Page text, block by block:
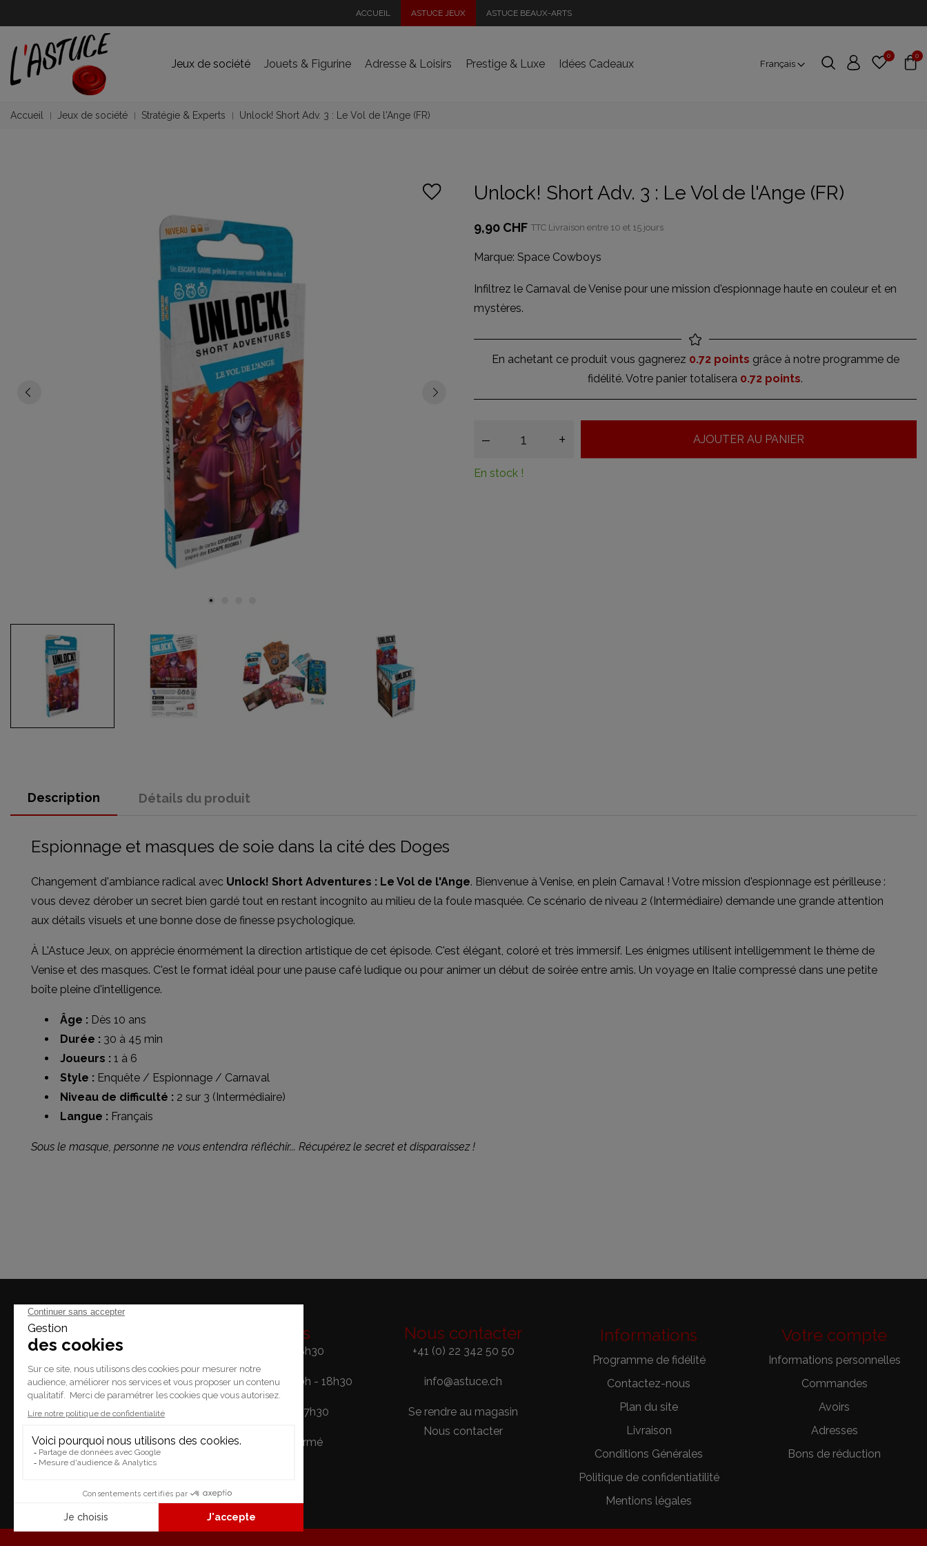
ACCUEIL ASTUCE JEUX ASTUCE BEAUX-ARTS
Jeux de société Jouets & Figurine Adresse & Loisirs Prestige & Luxe Idées Cadeaux Français
0 0
Accueil Jeux de société Stratégie & Experts Unlock! Short Adv. 3 : Le Vol de l'Ange (FR)
Unlock! Short Adv. 3 : Le Vol de l'Ange (FR)
9,90 CHF TTC Livraison entre 10 et 15 jours
Marque: Space Cowboys
Infiltrez le Carnaval de Venise pour une mission d'espionnage haute en couleur et en
mystères.
En achetant ce produit vous gagnerez 0.72 points grâce à notre programme de
fidélité. Votre panier totalisera 0.72 points.
– + AJOUTER AU PANIER
En stock !
Description Détails du produit
Espionnage et masques de soie dans la cité des Doges
Changement d'ambiance radical avec Unlock! Short Adventures : Le Vol de l'Ange. Bienvenue à Venise, en plein Carnaval ! Votre mission d'espionnage est périlleuse :
vous devez dérober un secret bien gardé tout en restant incognito au milieu de la foule masquée. Ce scénario de niveau 2 (Intermédiaire) demande une grande attention
aux détails visuels et une bonne dose de finesse psychologique.
À L'Astuce Jeux, on apprécie énormément la direction artistique de cet épisode. C'est élégant, coloré et très immersif. Les énigmes utilisent intelligemment le thème de
Venise et des masques. C'est le format idéal pour une pause café ludique ou pour animer un début de soirée entre amis. Un voyage en Italie compressé dans une petite
boîte pleine d'intelligence.
Âge : Dès 10 ans
Durée : 30 à 45 min
Joueurs : 1 à 6
Style : Enquête / Espionnage / Carnaval
Niveau de difficulté : 2 sur 3 (Intermédiaire)
Langue : Français
Sous le masque, personne ne vous entendra réfléchir... Récupérez le secret et disparaissez !
Place du Temple 2.
Horaires
Lundi: 14h - 18h30
Mardi / Vendredi: 10h - 18h30
Samedi: 10h - 17h30
Dimanche: Fermé
Nous contacter
+41 (0) 22 342 50 50
info@astuce.ch
Se rendre au magasin
Nous contacter
Informations
Programme de fidélité
Contactez-nous
Plan du site
Livraison
Conditions Générales
Politique de confidentiatilité
Mentions légales
Votre compte
Informations personnelles
Commandes
Avoirs
Adresses
Bons de réduction